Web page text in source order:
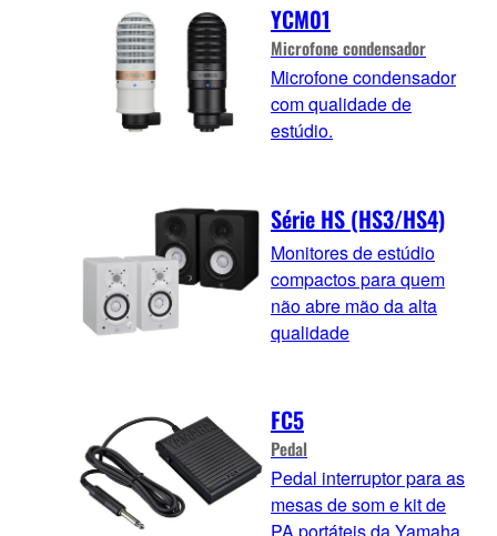
YCM01
Microfone condensador
Microfone condensador
com qualidade de
estúdio.
Série HS (HS3/HS4)
Monitores de estúdio
compactos para quem
não abre mão da alta
qualidade
FC5
Pedal
Pedal interruptor para as
mesas de som e kit de
PA portáteis da Yamaha